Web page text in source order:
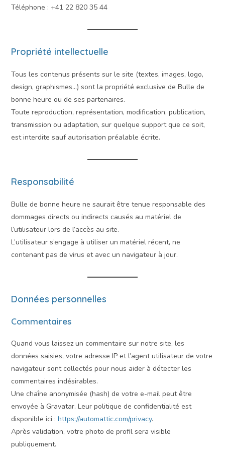
Téléphone : +41 22 820 35 44
Propriété intellectuelle
Tous les contenus présents sur le site (textes, images, logo,
design, graphismes…) sont la propriété exclusive de Bulle de
bonne heure ou de ses partenaires.
Toute reproduction, représentation, modification, publication,
transmission ou adaptation, sur quelque support que ce soit,
est interdite sauf autorisation préalable écrite.
Responsabilité
Bulle de bonne heure ne saurait être tenue responsable des
dommages directs ou indirects causés au matériel de
l’utilisateur lors de l’accès au site.
L’utilisateur s’engage à utiliser un matériel récent, ne
contenant pas de virus et avec un navigateur à jour.
Données personnelles
Commentaires
Quand vous laissez un commentaire sur notre site, les
données saisies, votre adresse IP et l’agent utilisateur de votre
navigateur sont collectés pour nous aider à détecter les
commentaires indésirables.
Une chaîne anonymisée (hash) de votre e-mail peut être
envoyée à Gravatar. Leur politique de confidentialité est
disponible ici :https://automattic.com/privacy.
Après validation, votre photo de profil sera visible
publiquement.